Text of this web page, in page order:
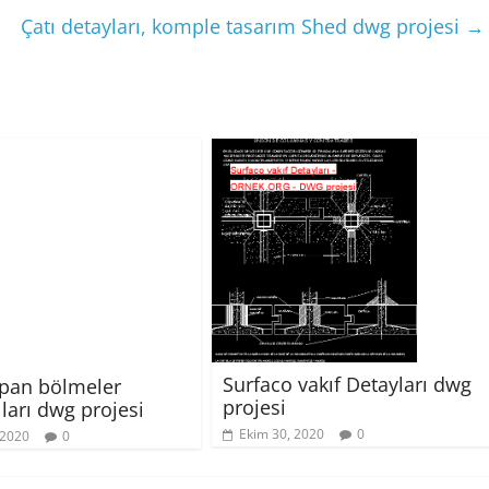
Çatı detayları, komple tasarım Shed dwg projesi →
bölmeler
dwg projesi
0
Surfaco vakıf Detayları dwg
projesi
Ekim 30, 2020 0